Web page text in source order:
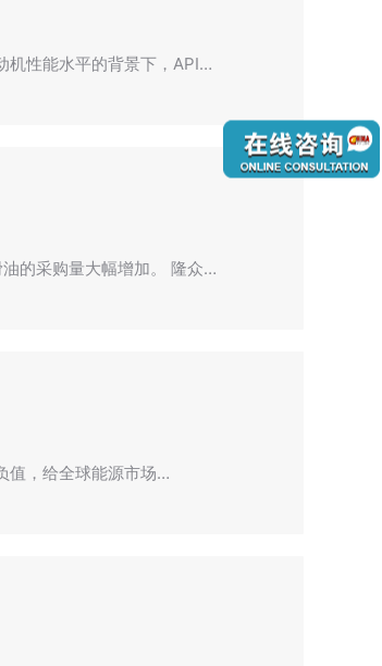
机性能水平的背景下，API…
的采购量大幅增加。 隆众…
值，给全球能源市场…